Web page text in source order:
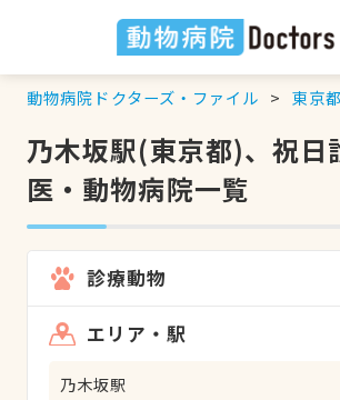
動物病院ドクターズ・ファイル 東京都
乃木坂駅(東京都)、祝日
医・動物病院一覧
診療動物
エリア・駅
乃木坂駅